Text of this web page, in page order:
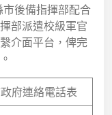
後備指揮部配合
部派遣校級軍官
介面平台，俾完
府連絡電話表